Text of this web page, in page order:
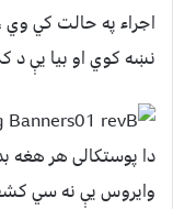
اجراء په حالت کي وي
نښه کوي او بيا يې د
دا پوستکالی هر هغه
وایروس يې نه سي